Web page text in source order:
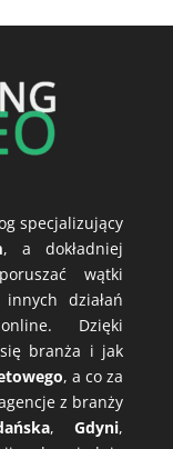
specjalizujący
, a dokładniej
wątki
działań
Dzięki
branża i jak
, a co za
z branży
,Gdyni,